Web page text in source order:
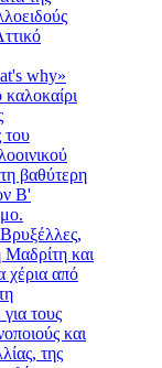
why»
καλοκαίρι
του
βαθύτερη
Β'
Μαδρίτη και
από
τους
και
της